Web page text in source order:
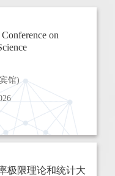
on
馆)
极限理论和统计大